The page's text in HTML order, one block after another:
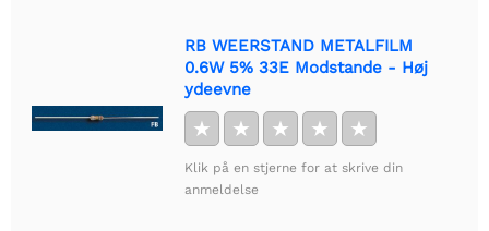
RB WEERSTAND METALFILM
0.6W 5% 33E Modstande - Høj
ydeevne
★ ★ ★ ★ ★
Klik på en stjerne for at skrive din
anmeldelse